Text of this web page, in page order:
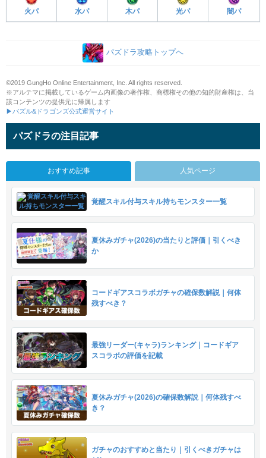
火パ 水パ 木パ 光パ 闇パ
パズドラ攻略トップへ
©2019 GungHo Online Entertainment, Inc. All rights reserved.
※アルテマに掲載しているゲーム内画像の著作権、商標権その他の知的財産権は、当
該コンテンツの提供元に帰属します
▶パズル&ドラゴンズ公式運営サイト
パズドラの注目記事
おすすめ記事 人気ページ
覚醒スキル付与スキル持ちモンスター一覧
夏休みガチャ(2026)の当たりと評価｜引くべき
か
コードギアスコラボガチャの確保数解説｜何体
残すべき？
最強リーダー(キャラ)ランキング｜コードギア
スコラボの評価を記載
夏休みガチャ(2026)の確保数解説｜何体残すべ
き？
ガチャのおすすめと当たり｜引くべきガチャは